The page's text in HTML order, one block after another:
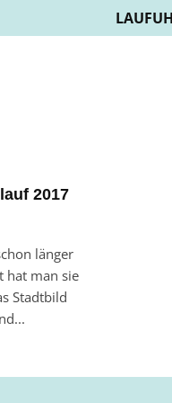
2017
länger
hat man sie
Stadtbild